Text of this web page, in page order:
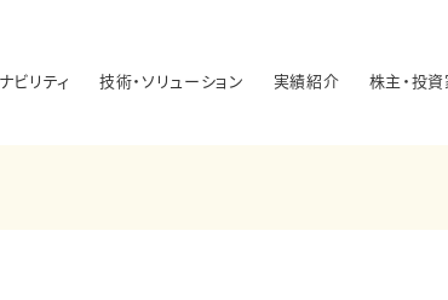
ビリティ 技術・ソリューション 実績紹介 株主・投